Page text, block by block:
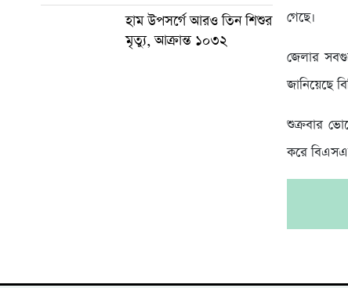
হাম উপসর্গে আরও তিন শিশুর
মৃত্যু, আক্রান্ত ১০৩২
গেছে।
জেলার
জানিয়েছে
শুক্রবার
করে